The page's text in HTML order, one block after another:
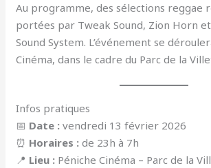
Au programme, des sélections reggae
portées par Tweak Sound, Zion Horn
Sound System. L’événement se
Cinéma, dans le cadre du Parc de la
Infos pratiques
📅 Date : vendredi 13 février 2026
⏰ Horaires : de 23h à 7h
📍 Lieu : Péniche Cinéma – Parc de la